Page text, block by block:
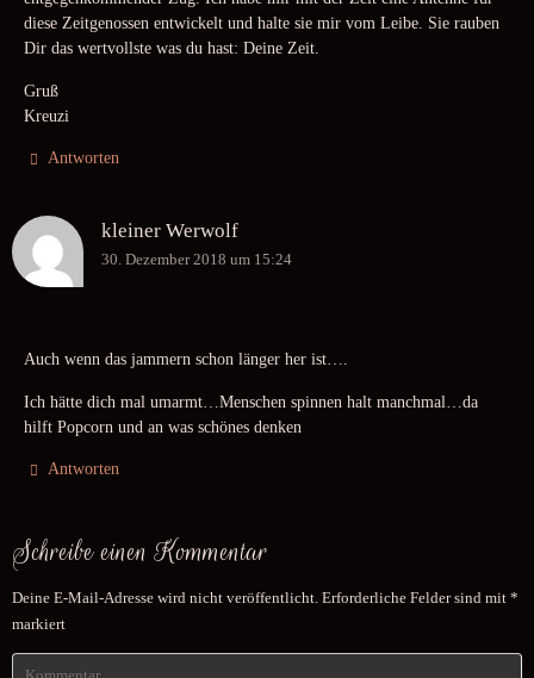
diese Zeitgenossen entwickelt und halte sie mir vom Leibe. Sie rauben
Dir das wertvollste was du hast: Deine Zeit.
Gruß
Kreuzi
Antworten
kleiner Werwolf
30. Dezember 2018 um 15:24
Auch wenn das jammern schon länger her ist….
Ich hätte dich mal umarmt…Menschen spinnen halt manchmal…da
hilft Popcorn und an was schönes denken
Antworten
Schreibe einen Kommentar
Deine E-Mail-Adresse wird nicht veröffentlicht. Erforderliche Felder sind mit *
markiert